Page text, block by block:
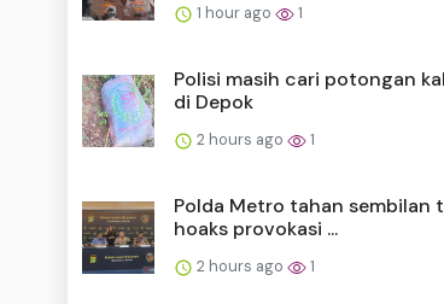
1 hour ago 1
Polisi masih cari potongan
di Depok
2 hours ago 1
Polda Metro tahan sembilan
hoaks provokasi ...
2 hours ago 1